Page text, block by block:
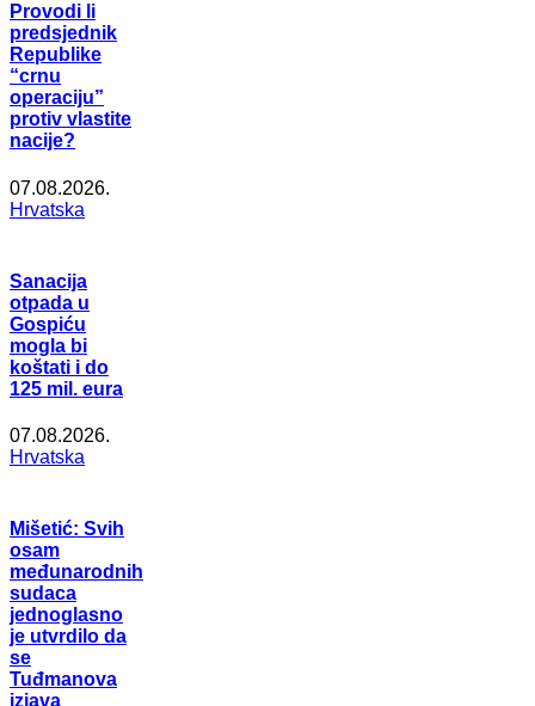
Provodi li
predsjednik
Republike
“crnu
operaciju”
protiv vlastite
nacije?
07.08.2026.
Hrvatska
Sanacija
otpada u
Gospiću
mogla bi
koštati i do
125 mil. eura
07.08.2026.
Hrvatska
Mišetić: Svih
osam
međunarodnih
sudaca
jednoglasno
je utvrdilo da
se
Tuđmanova
izjava